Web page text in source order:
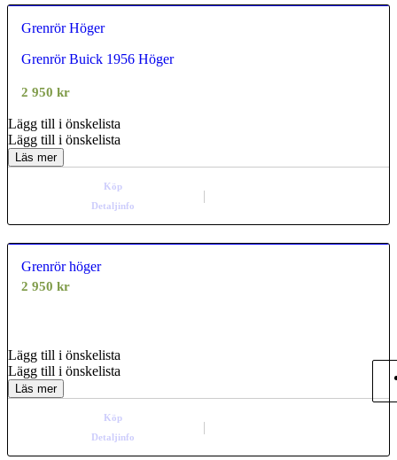
Grenrör Höger
Grenrör Buick 1956 Höger
2 950 kr
Lägg till i önskelista
Lägg till i önskelista
Läs mer
Köp
Detaljinfo
Grenrör höger
2 950 kr
Lägg till i önskelista
Lägg till i önskelista
Läs mer
Köp
Detaljinfo